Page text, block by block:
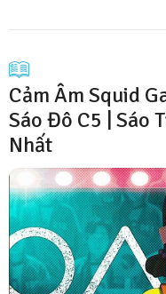
Cảm Âm Squid
Sáo Đô C5 | Sáo
Nhất